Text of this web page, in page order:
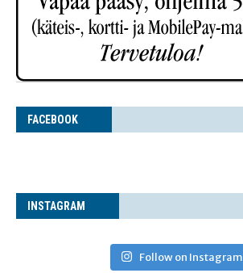
FACE­BOOK
INS­TA­GRAM
Follow on Instagram